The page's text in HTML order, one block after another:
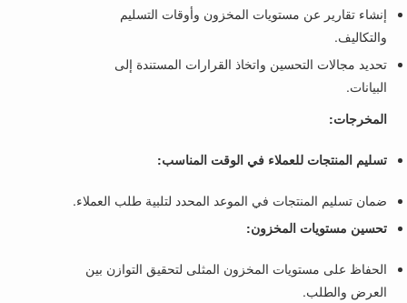
إنشاء تقارير عن مستويات المخزون وأوقات التسليم
والتكاليف.
تحديد مجالات التحسين واتخاذ القرارات المستندة إلى
البيانات.
المخرجات:
تسليم المنتجات للعملاء في الوقت المناسب:
ضمان تسليم المنتجات في الموعد المحدد لتلبية طلب العملاء.
تحسين مستويات المخزون:
الحفاظ على مستويات المخزون المثلى لتحقيق التوازن بين
العرض والطلب.